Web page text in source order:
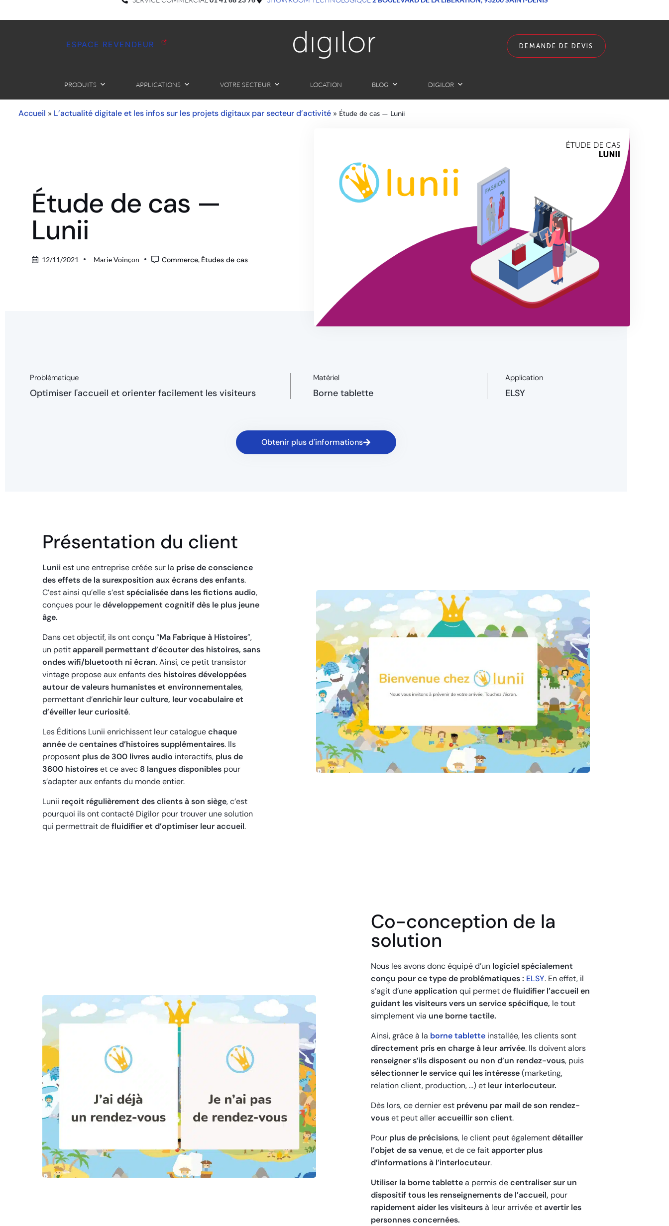
ESPACE REVENDEUR DEMANDE DE DEVIS
PRODUITS APPLICATIONS VOTRE SECTEUR LOCATION BLOG DIGILOR
Accueil » L’actualité digitale et les infos sur les projets digitaux par secteur d’activité » Étude de cas — Lunii
Étude de cas —
Lunii
12/11/2021 Marie Voinçon Commerce, Études de cas
Problématique
Optimiser l'accueil et orienter facilement les visiteurs
Matériel
Borne tablette
Application
ELSY
Obtenir plus d'informations
Présentation du client
Luniiest une entreprise créée sur la prise de conscience
des effets de la surexposition aux écrans des enfants.
C’est ainsi qu’elle s’estspécialisée dans les fictions audio,
conçues pour ledéveloppement cognitif dès le plus jeune
âge.
Dans cet objectif, ils ont conçu “Ma Fabrique à Histoires”,
un petitappareil permettant d’écouter des histoires, sans
ondes wifi/bluetooth ni écran. Ainsi, ce petit transistor
vintage propose aux enfants des histoires développées
autour de valeurs humanistes et environnementales,
permettant d’enrichir leur culture, leur vocabulaire et
d’éveiller leur curiosité.
Les Éditions Lunii enrichissent leur cataloguechaque
annéedecentaines d’histoires supplémentaires. Ils
proposent plus de 300 livres audio interactifs, plus de
3600 histoireset ce avec 8 langues disponibles pour
s’adapter aux enfants du monde entier.
Lunii reçoit régulièrement des clients à son siège, c’est
pourquoi ils ont contacté Digilor pour trouver une solution
qui permettrait defluidifier et d’optimiser leur accueil.
Co-conception de la
solution
Nous les avons donc équipé d’un logiciel spécialement
conçu pour ce type de problématiques : ELSY. En effet, il
s’agit d’uneapplication qui permet defluidifier l’accueil en
guidant les visiteurs vers un service spécifique, le tout
simplement via une borne tactile.
Ainsi, grâce à la borne tablette installée, les clients sont
directement pris en charge à leur arrivée. Ils doivent alors
renseigner s’ils disposent ou non d’un rendez-vous, puis
sélectionner le service qui les intéresse(marketing,
relation client, production, …) et leur interlocuteur.
Dès lors, ce dernier est prévenu par mail de son rendez-
vouset peut alleraccueillir son client.
Pour plus de précisions, le client peut égalementdétailler
l’objet de sa venue, et de ce faitapporter plus
d’informations à l’interlocuteur.
Utiliser la borne tablettea permis decentraliser sur un
dispositif tous les renseignements de l’accueil, pour
rapidement aider les visiteursà leur arrivée etavertir les
personnes concernées.